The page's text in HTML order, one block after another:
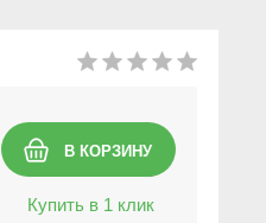
Купить в 1 клик